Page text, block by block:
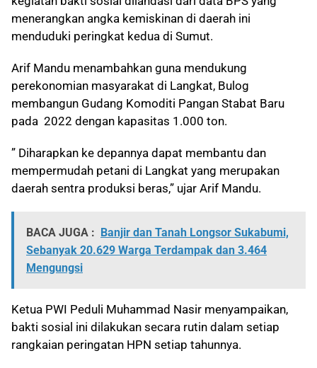
menerangkan angka kemiskinan di daerah ini
menduduki peringkat kedua di Sumut.
Arif Mandu menambahkan guna mendukung
perekonomian masyarakat di Langkat, Bulog
membangun Gudang Komoditi Pangan Stabat Baru
pada 2022 dengan kapasitas 1.000 ton.
” Diharapkan ke depannya dapat membantu dan
mempermudah petani di Langkat yang merupakan
daerah sentra produksi beras,” ujar Arif Mandu.
BACA JUGA : Banjir dan Tanah Longsor Sukabumi,
Sebanyak 20.629 Warga Terdampak dan 3.464
Mengungsi
Ketua PWI Peduli Muhammad Nasir menyampaikan,
bakti sosial ini dilakukan secara rutin dalam setiap
rangkaian peringatan HPN setiap tahunnya.